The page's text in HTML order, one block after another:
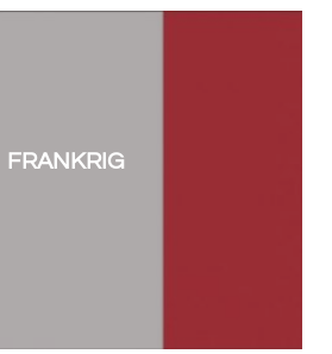
FRANKRIG